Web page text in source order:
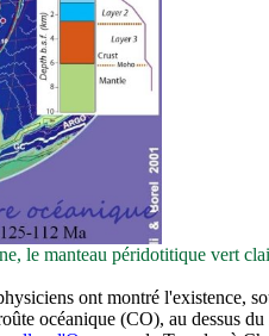
le manteau péridotitique vert
ont montré l'existence,
océanique (CO), au dessus